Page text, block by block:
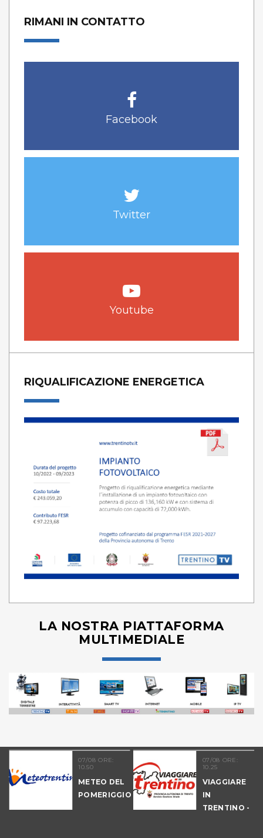
RIMANI IN CONTATTO
Facebook
Twitter
Youtube
RIQUALIFICAZIONE ENERGETICA
LA NOSTRA PIATTAFORMA
MULTIMEDIALE
07/08 ORE:
10.50
METEO DEL
POMERIGGIO
07/08 ORE:
10.25
VIAGGIARE
IN
TRENTINO -